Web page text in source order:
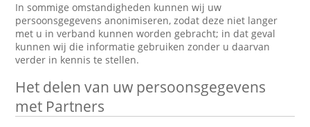
In sommige omstandigheden kunnen wij uw
persoonsgegevens anonimiseren, zodat deze niet langer
met u in verband kunnen worden gebracht; in dat geval
kunnen wij die informatie gebruiken zonder u daarvan
verder in kennis te stellen.
Het delen van uw persoonsgegevens
met Partners